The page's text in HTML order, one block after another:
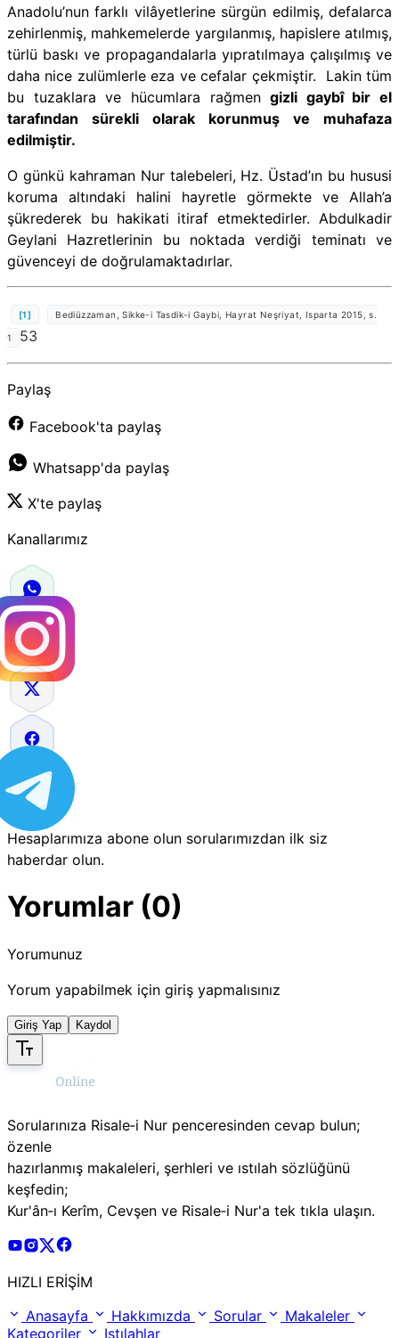
Anadolu’nun farklı vilâyetlerine sürgün edilmiş, defalarca
zehirlenmiş, mahkemelerde yargılanmış, hapislere atılmış,
türlü baskı ve propagandalarla yıpratılmaya çalışılmış ve
daha nice zulümlerle eza ve cefalar çekmiştir. Lakin tüm
bu tuzaklara ve hücumlara rağmengizli gaybî bir el
tarafından sürekli olarak korunmuş ve muhafaza
edilmiştir.
O günkü kahraman Nur talebeleri, Hz. Üstad’ın bu hususi
koruma altındaki halini hayretle görmekte ve Allah’a
şükrederek bu hakikati itiraf etmektedirler. Abdulkadir
Geylani Hazretlerinin bu noktada verdiği teminatı ve
güvenceyi de doğrulamaktadırlar.
[1] Bediüzzaman, Sikke-i Tasdik-i Gaybi, Hayrat Neşriyat, Isparta 2015, s.
1 53
Paylaş
Facebook'ta paylaş
Whatsapp'da paylaş
X'te paylaş
Kanallarımız
Hesaplarımıza abone olun sorularımızdan ilk siz
haberdar olun.
Yorumlar (0)
Yorumunuz
Yorum yapabilmek için giriş yapmalısınız
Giriş Yap Kaydol
Sorularınıza Risale‑i Nur penceresinden cevap bulun;
özenle
hazırlanmış makaleleri, şerhleri ve ıstılah sözlüğünü
keşfedin;
Kur'ân‑ı Kerîm, Cevşen ve Risale‑i Nur'a tek tıkla ulaşın.
Risale Online Youtube Hesabı
Risale Online Instagram Hesabı
Risale Online X Hesabı
HIZLI ERİŞİM
Anasayfa
Hakkımızda Sorular
Makaleler
Kategoriler
Istılahlar